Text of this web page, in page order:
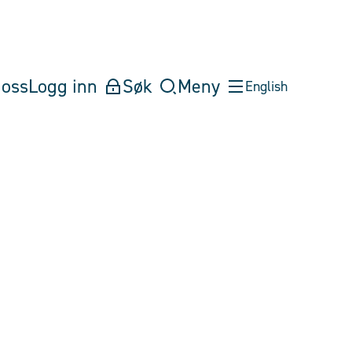
Logg inn Søk Meny English